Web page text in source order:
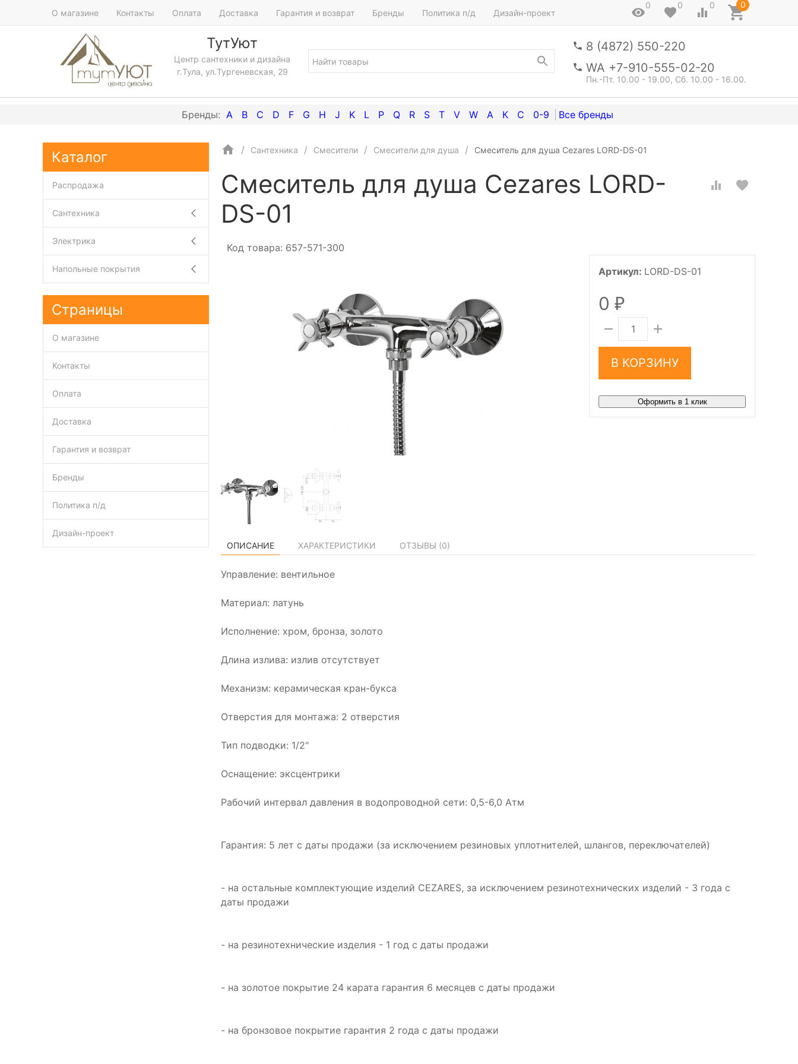
О магазине Контакты Оплата Доставка Гарантия и возврат Бренды Политика п/д Дизайн-проект
0 0 0 0
ТутУют
Центр сантехники и дизайна
г.Тула, ул.Тургеневская, 29
8 (4872) 550-220
WA +7-910-555-02-20
Пн.-Пт. 10.00 - 19.00, Сб. 10.00 - 16.00.
A B C D F G H J K L P Q R S T V W А К С 0-9
Сантехника Смесители Смесители для душа Смеситель для душа Cezares LORD-DS-01
Смеситель для душа Cezares LORD-
DS-01
Код товара: 657-571-300
Артикул: LORD-DS-01
0 ₽
В КОРЗИНУ
Оформить в 1 клик
ОПИСАНИЕ ХАРАКТЕРИСТИКИ ОТЗЫВЫ (0)
Управление: вентильное
Материал: латунь
Исполнение: хром, бронза, золото
Длина излива: излив отсутствует
Механизм: керамическая кран-букса
Отверстия для монтажа: 2 отверстия
Тип подводки: 1/2"
Оснащение: эксцентрики
Рабочий интервал давления в водопроводной сети: 0,5-6,0 Атм
Гарантия: 5 лет с даты продажи (за исключением резиновых уплотнителей, шлангов, переключателей)
- на остальные комплектующие изделий CEZARES, за исключением резинотехнических изделий - 3 года с
даты продажи
- на резинотехнические изделия - 1 год с даты продажи
- на золотое покрытие 24 карата гарантия 6 месяцев с даты продажи
- на бронзовое покрытие гарантия 2 года с даты продажи
Каталог
Распродажа
Сантехника
Электрика
Напольные покрытия
Страницы
О магазине
Контакты
Оплата
Доставка
Гарантия и возврат
Бренды
Политика п/д
Дизайн-проект